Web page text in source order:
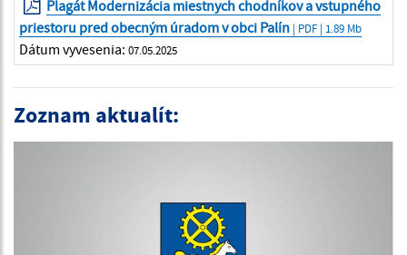
Plagát Modernizácia miestnych chodníkov a vstupného
priestoru pred obecným úradom v obci Palín | PDF | 1.89 Mb
Dátum vyvesenia: 07.05.2025
Zoznam aktualít: